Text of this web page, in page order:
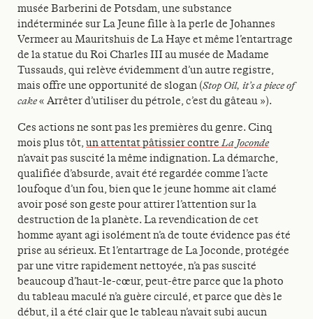
musée Barberini de Potsdam, une substance
indéterminée sur La Jeune fille à la perle de Johannes
Vermeer au Mauritshuis de La Haye et même l’entartrage
de la statue du Roi Charles III au musée de Madame
Tussauds, qui relève évidemment d’un autre registre,
mais offre une opportunité de slogan (Stop Oil, it’s a piece of
cake« Arrêter d’utiliser du pétrole, c’est du gâteau »).
Ces actions ne sont pas les premières du genre. Cinq
mois plus tôt, un attentat pâtissier contreLa Joconde
n’avait pas suscité la même indignation. La démarche,
qualifiée d’absurde, avait été regardée comme l’acte
loufoque d’un fou, bien que le jeune homme ait clamé
avoir posé son geste pour attirer l’attention sur la
destruction de la planète. La revendication de cet
homme ayant agi isolément n’a de toute évidence pas été
prise au sérieux. Et l’entartrage de La Joconde, protégée
par une vitre rapidement nettoyée, n’a pas suscité
beaucoup d’haut-le-cœur, peut-être parce que la photo
du tableau maculé n’a guère circulé, et parce que dès le
début, il a été clair que le tableau n’avait subi aucun